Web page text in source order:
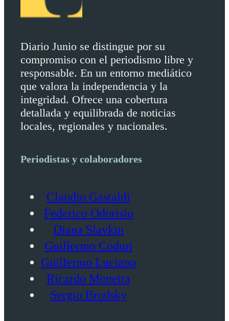
Diario Junio se distingue por su
compromiso con el periodismo libre y
responsable. En un entorno mediático
que valora la independencia y la
integridad. Ofrece una cobertura
detallada y equilibrada de noticias
locales, regionales y nacionales.
Periodistas y colaboradores
Claudio Gastaldi
Federico Odorisio
Diana Slavkin
Guillermo Coduri
Guillermo Luciano
Ricardo Monetta
Sergio Brodsky